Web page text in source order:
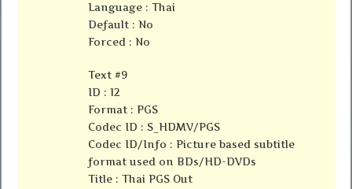
Language : Thai
Default : No
Forced : No
Text #9
ID : 12
Format : PGS
Codec ID : S_HDMV/PGS
Codec ID/Info : Picture based subtitle
format used on BDs/HD-DVDs
Title : Thai PGS Out